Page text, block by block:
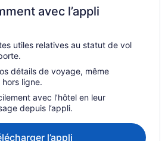
Collingwood
spa – Collingwood
avec l’appli
utiles relatives au statut de vol
détails de voyage, même
ligne.
avec l’hôtel en leur
depuis l’appli.
l’appli